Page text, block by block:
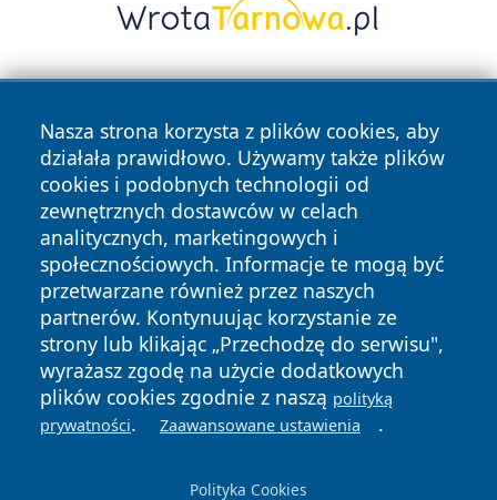
Nasza strona korzysta z plików cookies, aby
działała prawidłowo. Używamy także plików
cookies i podobnych technologii od
zewnętrznych dostawców w celach
analitycznych, marketingowych i
społecznościowych. Informacje te mogą być
przetwarzane również przez naszych
partnerów. Kontynuując korzystanie ze
strony lub klikając „Przechodzę do serwisu",
wyrażasz zgodę na użycie dodatkowych
plików cookies zgodnie z naszą polityką
prywatności. Zaawansowane ustawienia .
Polityka Cookies
Copyright © 2026 newsynowodworskie.pl Wszystkie prawa
zastrzeżone.
News Autorzy
Polityka
Prywatności
Polityka
Cookies